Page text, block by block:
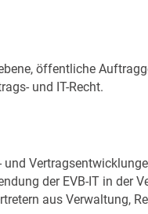
öffentliche
und IT-Recht.
und
der EVB-IT in der
aus Verwaltung,